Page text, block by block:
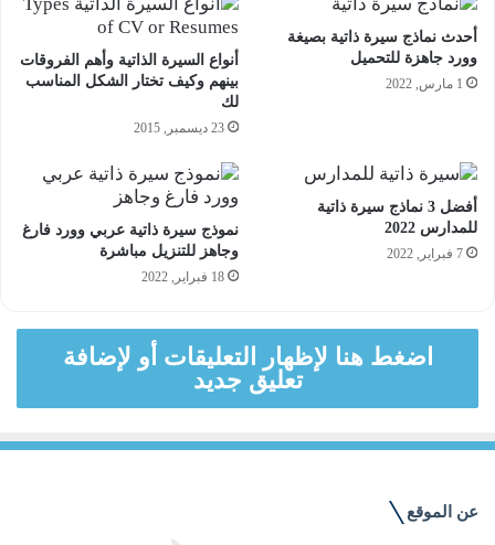
أحدث نماذج سيرة ذاتية بصيغة
وورد جاهزة للتحميل
1 مارس, 2022
أنواع السيرة الذاتية وأهم الفروقات
بينهم وكيف تختار الشكل المناسب
لك
23 ديسمبر, 2015
أفضل 3 نماذج سيرة ذاتية
للمدارس 2022
7 فبراير, 2022
نموذج سيرة ذاتية عربي وورد فارغ
وجاهز للتنزيل مباشرة
18 فبراير, 2022
اضغط هنا لإظهار التعليقات أو لإضافة
تعليق جديد
عن الموقع